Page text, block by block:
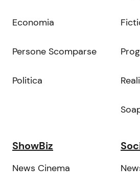
Economia
Persone Scomparse
Politica
ShowBiz
News Cinema